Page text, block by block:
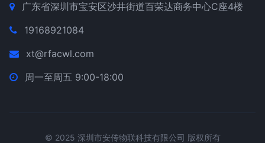
广东省深圳市宝安区沙井街道百荣达商务中心C座4楼
19168921084
xt@rfacwl.com
周一至周五 9:00-18:00
© 2025 深圳市安传物联科技有限公司 版权所有